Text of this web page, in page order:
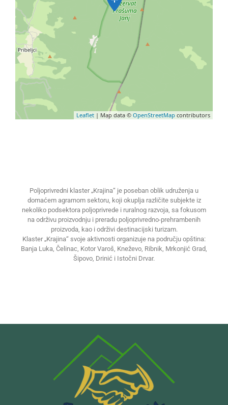
Leaflet | Map data © OpenStreetMap contributors
Poljoprivredni klaster „Krajina“ je poseban oblik udruženja u
domaćem agrarnom sektoru, koji okuplja različite subjekte iz
nekoliko podsektora poljoprivrede i ruralnog razvoja, sa fokusom
na održivu proizvodnju i preradu poljoprivredno-prehrambenih
proizvoda, kao i održivi destinacijski turizam.
Klaster „Krajina“ svoje aktivnosti organizuje na području opština:
Banja Luka, Čelinac, Kotor Varoš, Kneževo, Ribnik, Mrkonjić Grad,
Šipovo, Drinić i Istočni Drvar.